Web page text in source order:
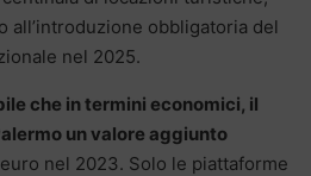
all’introduzione obbligatoria del
nel 2025.
che in termini economici, il
un valore aggiunto
nel 2023. Solo le piattaforme